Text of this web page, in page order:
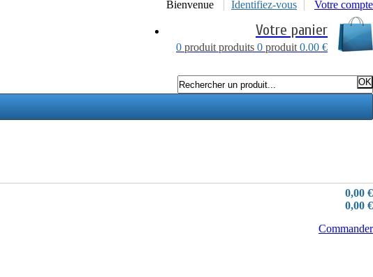
Bienvenue Identifiez-vous Votre compte
Votre panier
0 produit produits 0 produit 0.00 €
0,00 €
0,00 €
Commander